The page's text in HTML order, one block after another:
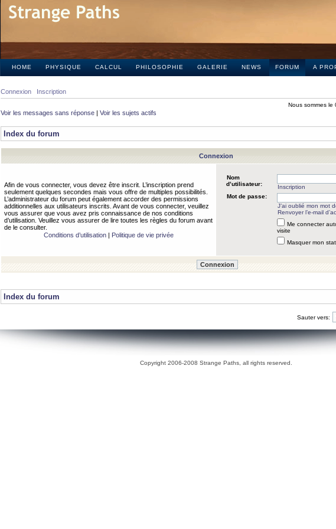
HOME PHYSIQUE CALCUL PHILOSOPHIE GALERIE NEWS FORUM A
Connexion Inscription
Nous sommes le
Voir les messages sans réponse | Voir les sujets actifs
Index du forum
Connexion
Afin de vous connecter, vous devez être inscrit. L’inscription prend
seulement quelques secondes mais vous offre de multiples possibilités.
L’administrateur du forum peut également accorder des permissions
additionnelles aux utilisateurs inscrits. Avant de vous connecter, veuillez
vous assurer que vous avez pris connaissance de nos conditions
d’utilisation. Veuillez vous assurer de lire toutes les règles du forum avant
de le consulter.
Conditions d’utilisation| Politique de vie privée
Nom
d’utilisateur:
Inscription
Mot de passe:
J’ai oublié mon mot
Renvoyer l’e-mail
Me connecter
visite
Masquer mon
Index du forum
Sauter vers:
Copyright 2006-2008 Strange Paths, all rights reserved.